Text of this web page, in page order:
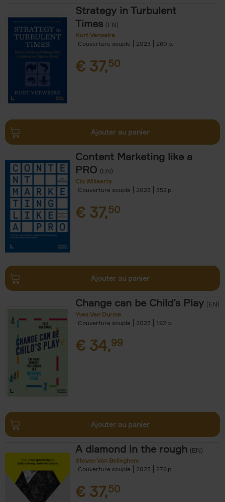
Strategy in Turbulent
Times (EN)
Kurt Verweire
Couverture souple
2023 260
€ 37,50
Ajouter au panier
Content Marketing like a
PRO (EN)
Clo Willaerts
Couverture souple
2023 352
€ 37,50
Ajouter au panier
Change can be Child’s Play (EN)
Yves Van Durme
Couverture souple
2023 192
€ 34,99
Ajouter au panier
A diamond in the rough (EN)
Steven Van Belleghem
Couverture souple
2023 276
€ 37,50